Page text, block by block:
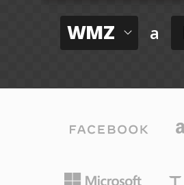
WMZ a